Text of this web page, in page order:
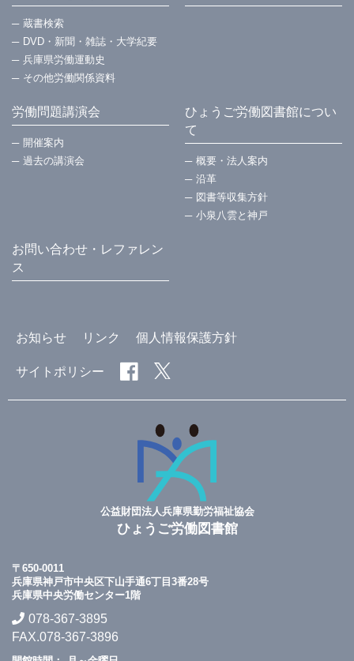
蔵書検索
DVD・新聞・雑誌・大学紀要
兵庫県労働運動史
その他労働関係資料
労働問題講演会
開催案内
過去の講演会
ひょうご労働図書館につい
て
概要・法⼈案内
沿革
図書等収集方針
小泉八雲と神戸
お問い合わせ・レファレン
ス
お知らせ リンク 個人情報保護方針
サイトポリシー
公益財団法人兵庫県勤労福祉協会
ひょうご労働図書館
〒650-0011
兵庫県神戸市中央区下山手通6丁目3番28号
兵庫県中央労働センター1階
078-367-3895
FAX.078-367-3896